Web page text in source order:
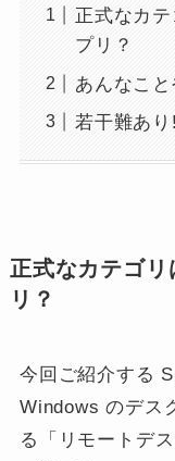
正式なカ
プリ？
あんなこ
若干難あり
正式なカテゴ
リ？
今回ご紹介する
Windows のデス
る「リモートデ